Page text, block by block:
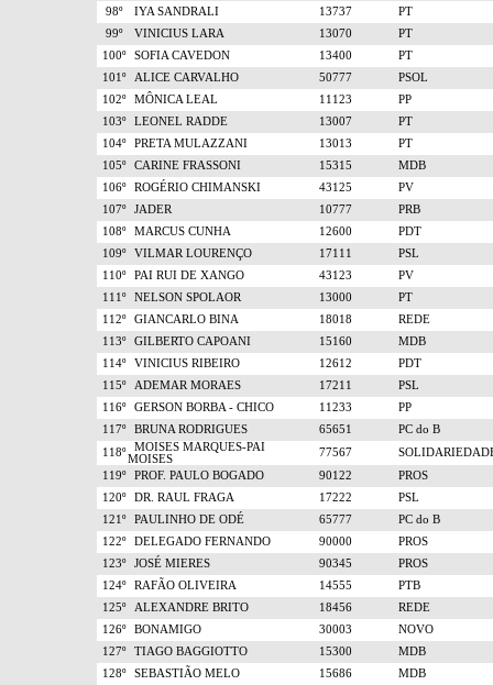
98º IYA SANDRALI 13737
PT
99º
VINICIUS LARA 13070
PT
100º
SOFIA CAVEDON 13400
PT
101º
ALICE CARVALHO 50777
PSOL
102º
MÔNICA LEAL 11123
PP
103º
LEONEL RADDE 13007
PT
104º
PRETA MULAZZANI 13013
PT
105º
CARINE FRASSONI 15315
MDB
106º
ROGÉRIO CHIMANSKI 43125
PV
107º
JADER 10777
PRB
108º
MARCUS CUNHA 12600
PDT
109º
VILMAR LOURENÇO 17111
PSL
110º
PAI RUI DE XANGO 43123
PV
111º
NELSON SPOLAOR 13000
PT
112º
GIANCARLO BINA 18018
REDE
113º
GILBERTO CAPOANI 15160
MDB
114º
VINICIUS RIBEIRO 12612
PDT
115º
ADEMAR MORAES 17211
PSL
116º
GERSON BORBA - CHICO 11233
PP
117º
BRUNA RODRIGUES 65651
PC do B
118º
MOISES MARQUES-PAI
MOISES
77567
119º
PROF. PAULO BOGADO 90122
PROS
120º
DR. RAUL FRAGA 17222
PSL
121º
PAULINHO DE ODÉ 65777
PC do B
122º
DELEGADO FERNANDO 90000
PROS
123º
JOSÉ MIERES 90345
PROS
124º
RAFÃO OLIVEIRA 14555
PTB
125º
ALEXANDRE BRITO 18456
REDE
126º
BONAMIGO 30003
NOVO
127º
TIAGO BAGGIOTTO 15300
MDB
128º
SEBASTIÃO MELO 15686
MDB